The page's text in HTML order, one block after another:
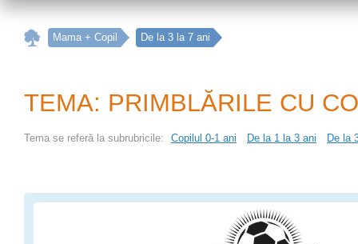
Mama + Copil De la 3 la 7 ani
TEMA: PRIMBLĂRILE CU
Tema se referă la subrubricile: Copilul 0-1 ani De la 1 la 3 ani De la